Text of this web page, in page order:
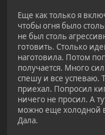
Еще как только я
чтобы огня было
не был столь
готовить. Столько
наготовила. Потом
получается. Много
спешу и все успеваю.
приехал. Попросил
ничего не просил. А
можно еще холодной
Дала.